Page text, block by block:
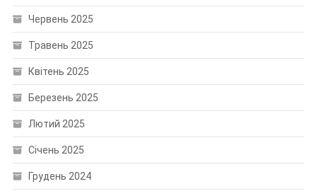
Червень 2025
Травень 2025
Квітень 2025
Березень 2025
Лютий 2025
Січень 2025
Грудень 2024